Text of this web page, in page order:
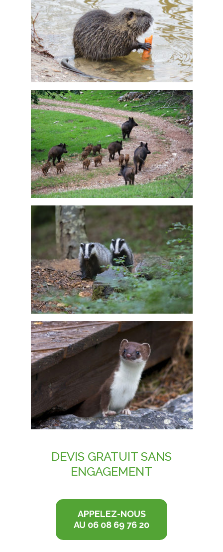
DEVIS GRATUIT SANS
ENGAGEMENT
APPELEZ-NOUS
AU 06 08 69 76 20